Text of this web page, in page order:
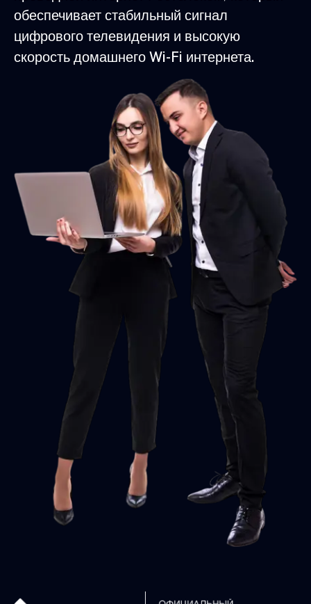
обеспечивает стабильный сигнал
цифрового телевидения и высокую
скорость домашнего Wi-Fi интернета.